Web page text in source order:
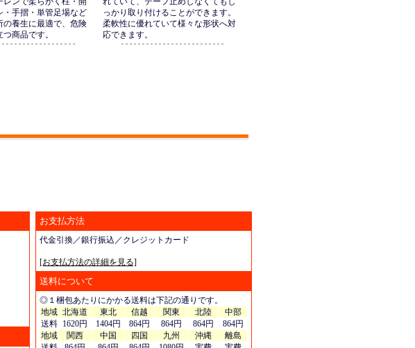
・手摺・単管足場など
の養生に最適で、危険
商品です。
っかり取り付けることができます。
柔軟性に優れていて様々な形状へ対
応できます。
お支払方法
代金引換／銀行振込／クレジットカード
[お支払方法の詳細を見る]
送料について
◎１梱包あたりにかかる送料は下記の通りです。
地域 北海道 東北 信越 関東 北陸
中部
送料
1620円 1404円 864円 864円 864円
864円
地域
関西 中国 四国 九州 沖縄
離島